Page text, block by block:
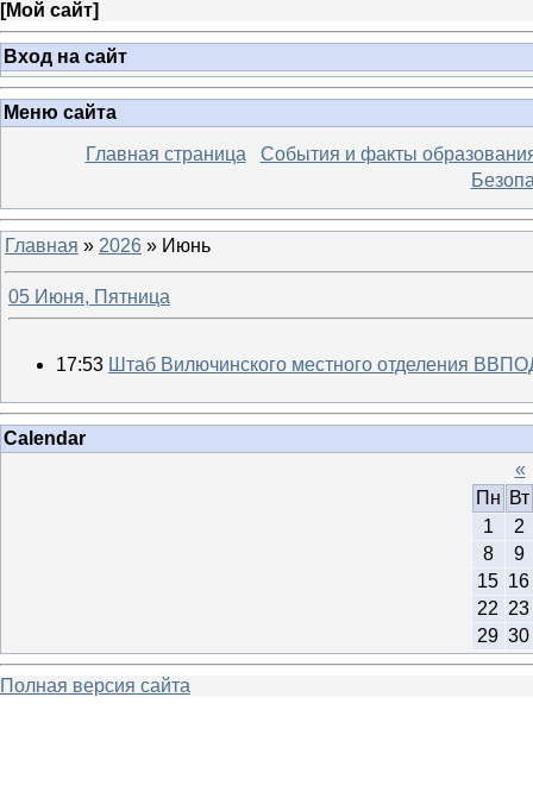
[Мой сайт]
Вход на сайт
Меню сайта
Главная страница
События и факты
Главная » 2026 » Июнь
05 Июня, Пятница
17:53 Штаб Вилючинского местного отделения
Calendar
«
Пн Вт
1
2
8
9
15 16
22 23
29 30
Полная версия сайта